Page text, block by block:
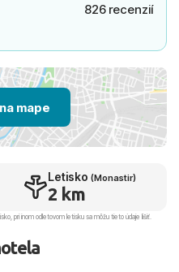
826 recenzií
mape
Letisko (Monastir)
2 km
pri inom odletovom letisku sa môžu tieto údaje líšiť.